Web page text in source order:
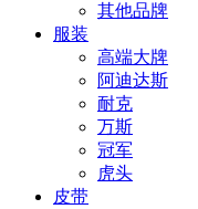
其他品牌
服装
高端大牌
阿迪达斯
耐克
万斯
冠军
虎头
皮带